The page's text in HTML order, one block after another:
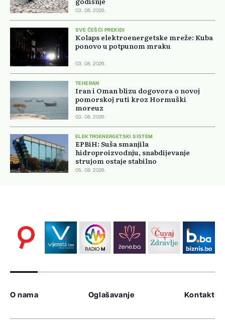
03. 08. 2026.
SVE ČEŠĆI PREKIDI
Kolaps elektroenergetske mreže: Kuba
ponovo u potpunom mraku
03. 08. 2026.
TEHERAN
Iran i Oman blizu dogovora o novoj
pomorskoj ruti kroz Hormuški
moreuz
03. 08. 2026.
ELEKTROENERGETSKI SISTEM
EPBiH: Suša smanjila
hidroproizvodnju, snabdijevanje
strujom ostaje stabilno
05. 08. 2026.
O nama Oglašavanje Kontakt